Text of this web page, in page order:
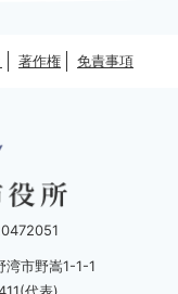
著作権 免責事項
市野嵩1-1-1